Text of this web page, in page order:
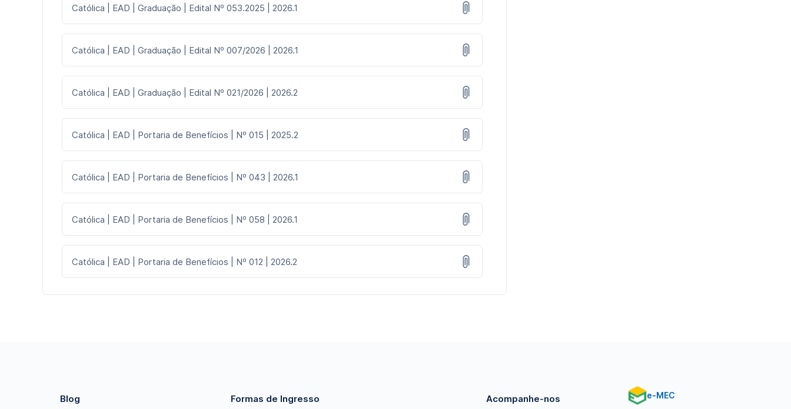
Católica | EAD | Graduação | Edital Nº 053.2025 | 2026.1
Católica | EAD | Graduação | Edital Nº 007/2026 | 2026.1
Católica | EAD | Graduação | Edital Nº 021/2026 | 2026.2
Católica | EAD | Portaria de Benefícios | Nº 015 | 2025.2
Católica | EAD | Portaria de Benefícios | Nº 043 | 2026.1
Católica | EAD | Portaria de Benefícios | Nº 058 | 2026.1
Católica | EAD | Portaria de Benefícios | Nº 012 | 2026.2
Blog Formas de Ingresso Acompanhe-nos e-MEC